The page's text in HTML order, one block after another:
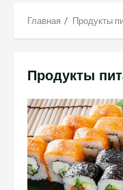
Главная Продукты
Продукты